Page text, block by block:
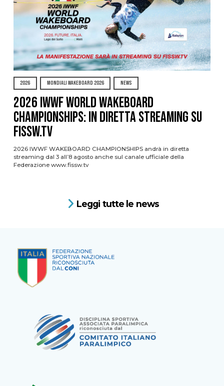
2026 MONDIALI WAKEBOARD 2026 NEWS
2026 IWWF WORLD WAKEBOARD
CHAMPIONSHIPS: IN DIRETTA STREAMING SU
FISSW.TV
2026 IWWF WAKEBOARD CHAMPIONSHIPS andrà in diretta
streaming dal 3 all’8 agosto anche sul canale ufficiale della
Federazione www.fissw.tv
Leggi tutte le news